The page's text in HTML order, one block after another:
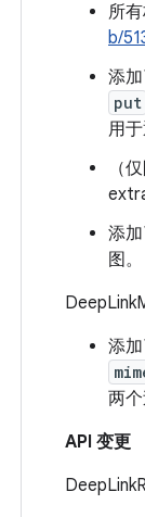
所
b/
添
put
用
（
添
图
添
两
API 变更